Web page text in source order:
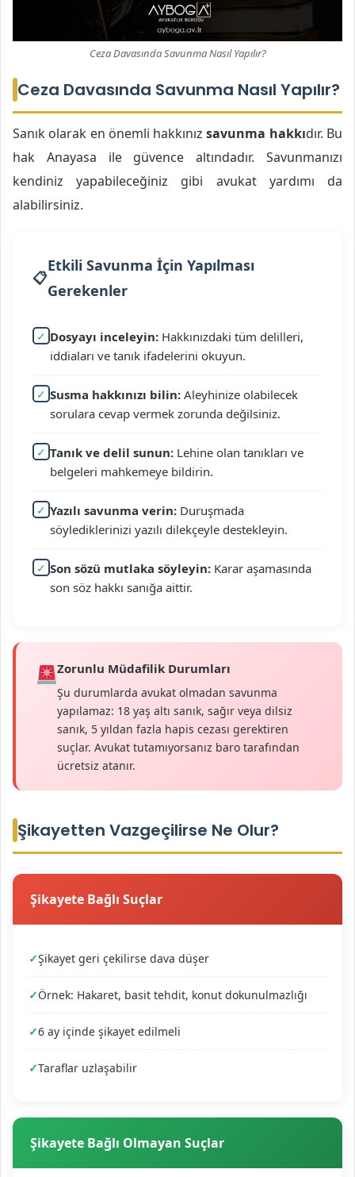
Ceza Davasında Savunma Nasıl Yapılır?
Ceza Davasında Savunma Nasıl Yapılır?
Sanık olarak en önemli hakkınızsavunma hakkıdır. Bu
hak Anayasa ile güvence altındadır. Savunmanızı
kendiniz yapabileceğiniz gibi avukat yardımı da
alabilirsiniz.
Etkili Savunma İçin Yapılması
Gerekenler
✓ Dosyayı inceleyin: Hakkınızdaki tüm delilleri,
iddiaları ve tanık ifadelerini okuyun.
✓ Susma hakkınızı bilin: Aleyhinize olabilecek
sorulara cevap vermek zorunda değilsiniz.
✓ Tanık ve delil sunun: Lehine olan tanıkları ve
belgeleri mahkemeye bildirin.
✓ Yazılı savunma verin: Duruşmada
söylediklerinizi yazılı dilekçeyle destekleyin.
✓ Son sözü mutlaka söyleyin: Karar aşamasında
son söz hakkı sanığa aittir.
Zorunlu Müdafilik Durumları
Şu durumlarda avukat olmadan savunma
yapılamaz: 18 yaş altı sanık, sağır veya dilsiz
sanık, 5 yıldan fazla hapis cezası gerektiren
suçlar. Avukat tutamıyorsanız baro tarafından
ücretsiz atanır.
Şikayetten Vazgeçilirse Ne Olur?
Şikayete Bağlı Suçlar
Şikayet geri çekilirse dava düşer
Örnek: Hakaret, basit tehdit, konut dokunulmazlığı
6 ay içinde şikayet edilmeli
Taraflar uzlaşabilir
Şikayete Bağlı Olmayan Suçlar